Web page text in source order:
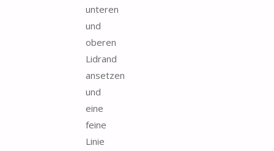
unteren
und
oberen
Lidrand
ansetzen
und
eine
feine
Linie